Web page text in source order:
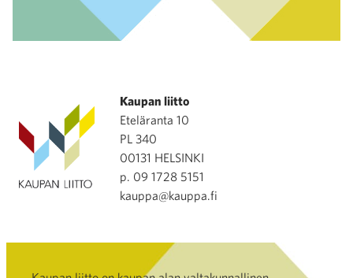
Kaupan liitto
Eteläranta 10
PL 340
00131 HELSINKI
p. 09 1728 5151
kauppa@kauppa.fi